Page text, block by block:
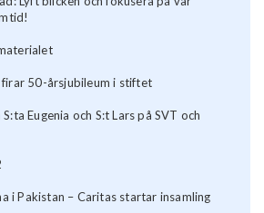
firar 50-årsjubileum i stiftet
Eugenia och S:t Lars på SVT och
i Pakistan – Caritas startar insamling